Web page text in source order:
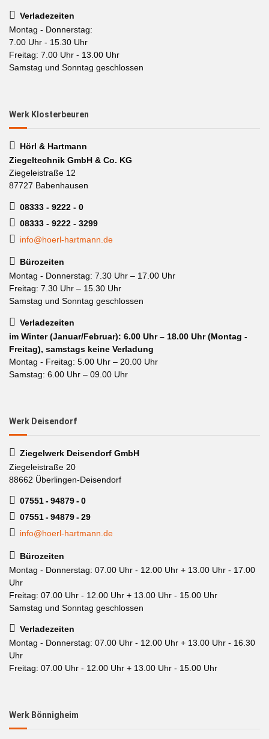
Verladezeiten
Montag - Donnerstag:
7.00 Uhr - 15.30 Uhr
Freitag: 7.00 Uhr - 13.00 Uhr
Samstag und Sonntag geschlossen
Werk Klosterbeuren
Hörl & Hartmann
Ziegeltechnik GmbH & Co. KG
Ziegeleistraße 12
87727 Babenhausen
08333 - 9222 - 0
08333 - 9222 - 3299
info@hoerl-hartmann.de
Bürozeiten
Montag - Donnerstag: 7.30 Uhr – 17.00 Uhr
Freitag: 7.30 Uhr – 15.30 Uhr
Samstag und Sonntag geschlossen
Verladezeiten
im Winter (Januar/Februar): 6.00 Uhr – 18.00 Uhr (Montag -
Freitag), samstags keine Verladung
Montag - Freitag: 5.00 Uhr – 20.00 Uhr
Samstag: 6.00 Uhr – 09.00 Uhr
Werk Deisendorf
Ziegelwerk Deisendorf GmbH
Ziegeleistraße 20
88662 Überlingen-Deisendorf
07551 - 94879 - 0
07551 - 94879 - 29
info@hoerl-hartmann.de
Bürozeiten
Montag - Donnerstag: 07.00 Uhr - 12.00 Uhr + 13.00 Uhr - 17.00
Uhr
Freitag: 07.00 Uhr - 12.00 Uhr + 13.00 Uhr - 15.00 Uhr
Samstag und Sonntag geschlossen
Verladezeiten
Montag - Donnerstag: 07.00 Uhr - 12.00 Uhr + 13.00 Uhr - 16.30
Uhr
Freitag: 07.00 Uhr - 12.00 Uhr + 13.00 Uhr - 15.00 Uhr
Werk Bönnigheim